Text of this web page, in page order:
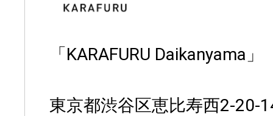
「KARAFURU Daikanyama」
東京都渋谷区恵比寿西2-20-